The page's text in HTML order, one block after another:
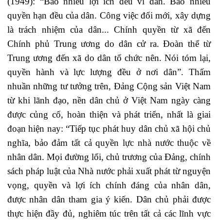
quyền hạn đều của dân. Công việc đổi mới, xây dựng
là trách nhiệm của dân... Chính quyền từ xã đến
Chính phủ Trung ương do dân cử ra. Đoàn thể từ
Trung ương đến xã do dân tổ chức nên. Nói tóm lại,
quyền hành và lực lượng đều ở nơi dân”. Thấm
nhuần những tư tưởng trên, Đảng Cộng sản Việt Nam
từ khi lãnh đạo, nền dân chủ ở Việt Nam ngày càng
được củng cố, hoàn thiện và phát triển, nhất là giai
đoạn hiện nay: “Tiếp tục phát huy dân chủ xã hội chủ
nghĩa, bảo đảm tất cả quyền lực nhà nước thuộc về
nhân dân. Mọi đường lối, chủ trương của Đảng, chính
sách pháp luật của Nhà nước phải xuất phát từ nguyện
vọng, quyền và lợi ích chính đáng của nhân dân,
được nhân dân tham gia ý kiến. Dân chủ phải được
thực hiện đầy đủ, nghiêm túc trên tất cả các lĩnh vực